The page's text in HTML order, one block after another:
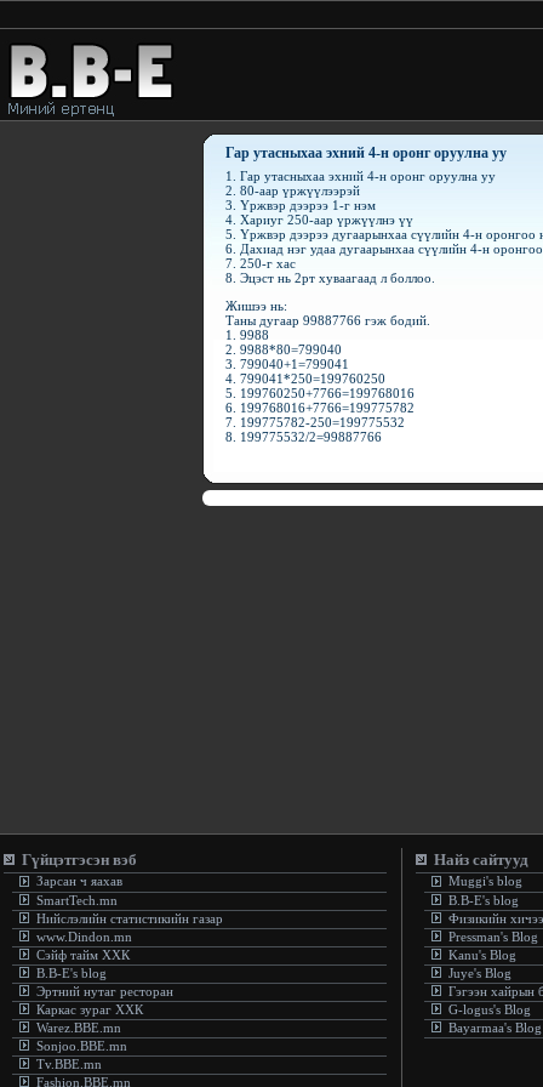
Гар утасныхаа эхний 4-н оронг оруулна уу
1. Гар утасныхаа эхний 4-н оронг оруулна уу
2. 80-аар үржүүлээрэй
3. Үржвэр дээрээ 1-г нэм
4. Хариуг 250-аар үржүүлнэ үү
5. Үржвэр дээрээ дугаарынхаа сүүлийн 4-н оронгоо
6. Дахиад нэг удаа дугаарынхаа сүүлийн 4-н
7. 250-г хас
8. Эцэст нь 2рт хуваагаад л боллоо.
Жишээ нь:
Таны дугаар 99887766 гэж бодий.
1. 9988
2. 9988*80=799040
3. 799040+1=799041
4. 799041*250=199760250
5. 199760250+7766=199768016
6. 199768016+7766=199775782
7. 199775782-250=199775532
8. 199775532/2=99887766
Гүйцэтгэсэн вэб
Зарсан ч яахав
SmartTech.mn
Нийслэлийн статистикийн газар
www.Dindon.mn
Сэйф тайм ХХК
B.B-E's blog
Эртний нутаг ресторан
Каркас зураг ХХК
Warez.BBE.mn
Sonjoo.BBE.mn
Tv.BBE.mn
Fashion.BBE.mn
Найз сайтууд
Muggi's blog
B.B-E's blog
Физикийн
Pressman's Blog
Kanu's Blog
Juye's Blog
Гэгээн хайрын
G-logus's Blog
Bayarmaa's Blog